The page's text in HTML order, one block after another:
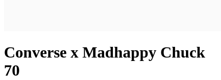
Converse x Madhappy Chuck
70